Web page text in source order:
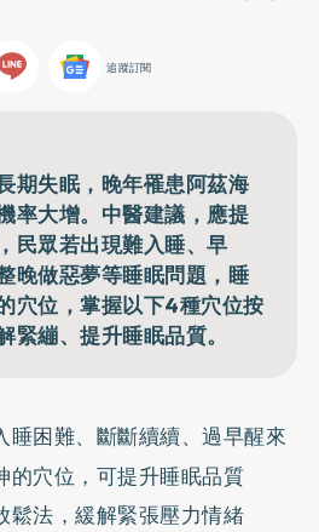
追蹤訂閱
期失眠，晚年罹患阿茲海
率大增。中醫建議，應提
民眾若出現難入睡、早
晚做惡夢等睡眠問題，睡
穴位，掌握以下4種穴位按
緊繃、提升睡眠品質。
睡困難、斷斷續續、過早醒來
的穴位，可提升睡眠品質
鬆法，緩解緊張壓力情緒